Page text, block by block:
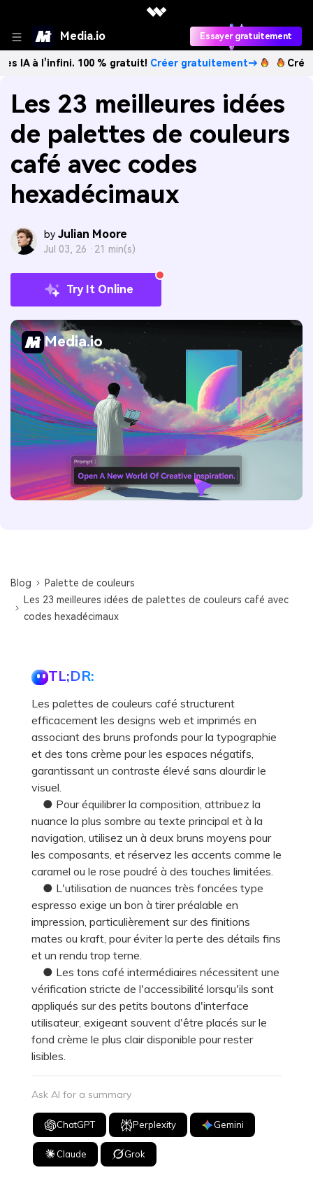
Media.io Essayer gratuitement
100 % gratuit!Créer gratuitement→ Créez des
Les 23 meilleures idées
de palettes de couleurs
café avec codes
hexadécimaux
by Julian Moore
Jul 03, 26 · 21 min(s)
Try It Online
Media.io
Blog
Palette de couleurs
Les 23 meilleures idées de palettes de couleurs café avec
codes hexadécimaux
TL;DR:
Les palettes de couleurs café structurent
efficacement les designs web et imprimés en
associant des bruns profonds pour la typographie
et des tons crème pour les espaces négatifs,
garantissant un contraste élevé sans alourdir le
visuel.
● Pour équilibrer la composition, attribuez la
nuance la plus sombre au texte principal et à la
navigation, utilisez un à deux bruns moyens pour
les composants, et réservez les accents comme le
caramel ou le rose poudré à des touches limitées.
● L'utilisation de nuances très foncées type
espresso exige un bon à tirer préalable en
impression, particulièrement sur des finitions
mates ou kraft, pour éviter la perte des détails fins
et un rendu trop terne.
● Les tons café intermédiaires nécessitent une
vérification stricte de l'accessibilité lorsqu'ils sont
appliqués sur des petits boutons d'interface
utilisateur, exigeant souvent d'être placés sur le
fond crème le plus clair disponible pour rester
lisibles.
Ask AI for a summary
ChatGPT Perplexity Gemini
Claude Grok